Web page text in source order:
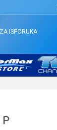
ISPORUKA
P